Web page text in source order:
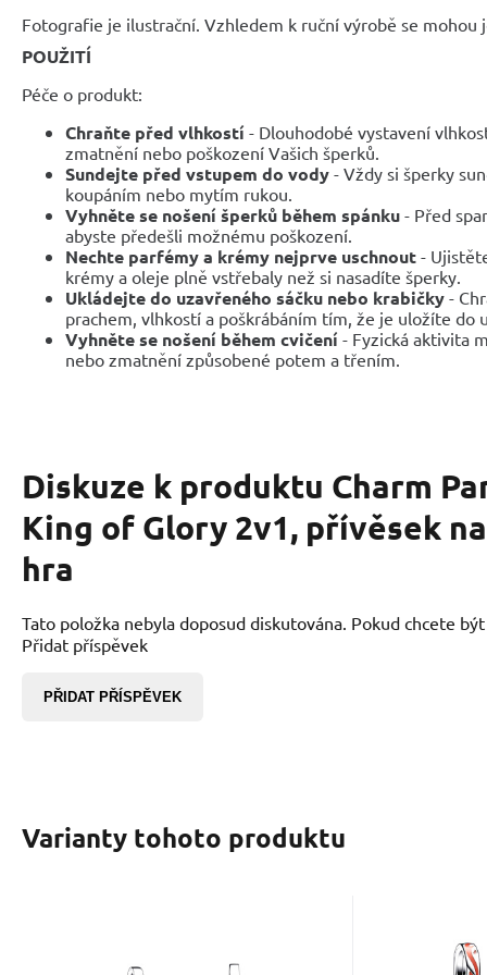
Fotografie je ilustrační. Vzhledem k ruční výrobě se
POUŽITÍ
Péče o produkt:
Chraňte před vlhkostí - Dlouhodobé vystavení
zmatnění nebo poškození Vašich šperků.
Sundejte před vstupem do vody - Vždy si šperky
koupáním nebo mytím rukou.
Vyhněte se nošení šperků během spánku - Před
abyste předešli možnému poškození.
Nechte parfémy a krémy nejprve uschnout -
krémy a oleje plně vstřebaly než si nasadíte šperky.
Ukládejte do uzavřeného sáčku nebo krabičky -
prachem, vlhkostí a poškrábáním tím, že je uložíte do
Vyhněte se nošení během cvičení - Fyzická aktivita
nebo zmatnění způsobené potem a třením.
Diskuze k produktu Charm
King of Glory 2v1, přívěsek
hra
Tato položka nebyla doposud diskutována. Pokud chcete
Přidat příspěvek
PŘIDAT PŘÍSPĚVEK
Varianty tohoto produktu
Charm King of Glory
Kód